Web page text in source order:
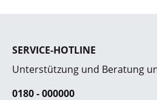
SERVICE-HOTLINE
Unterstützung und Beratung
0180 - 000000